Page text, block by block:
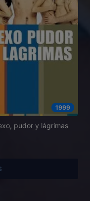
1999
pudor y lágrimas